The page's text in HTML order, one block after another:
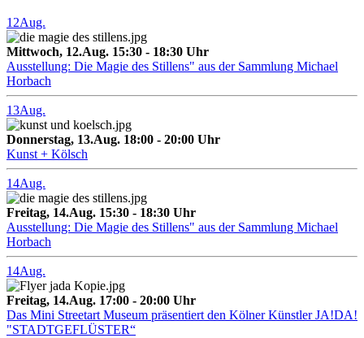
12Aug.
Mittwoch, 12.Aug. 15:30 - 18:30 Uhr
Ausstellung: Die Magie des Stillens" aus der Sammlung Michael
Horbach
13Aug.
Donnerstag, 13.Aug. 18:00 - 20:00 Uhr
Kunst + Kölsch
14Aug.
Freitag, 14.Aug. 15:30 - 18:30 Uhr
Ausstellung: Die Magie des Stillens" aus der Sammlung Michael
Horbach
14Aug.
Freitag, 14.Aug. 17:00 - 20:00 Uhr
Das Mini Streetart Museum präsentiert den Kölner Künstler JA!DA!
"STADTGEFLÜSTER“